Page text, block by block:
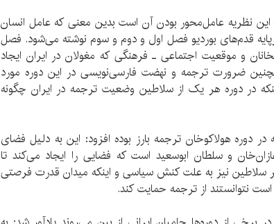
این نظریه عامل‌محور بودن آن است بدین معنی که عامل انسان
قدم‌های بوردیو فصل اول و دوم و سوم نوشته می‌شود. فصل
و موقعیت اجتماعی ـ فرهنگی که مغولان در ایران ایجاد
ضرورت ترجمه و نهضت فارسی‌نویسی در این دوره مورد
در دوره هر یک از سلاطین وضعیت ترجمه در ایران چگونه
در دوره هولاکوخان ترجمه بارز بوده افزود: این به دلیل فضای
و سلطان ابوسعید است که فضایی را ایجاد می‌کند تا
سلاطین نیز به علت کنش سیاسی و اینکه میدان قدرت فرصتی
نتوانستند از ترجمه حمایت کند.